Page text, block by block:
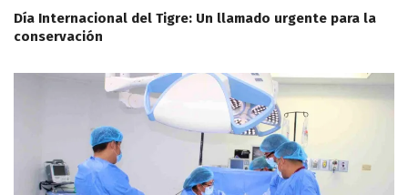
Día Internacional del Tigre: Un llamado urgente para la
conservación